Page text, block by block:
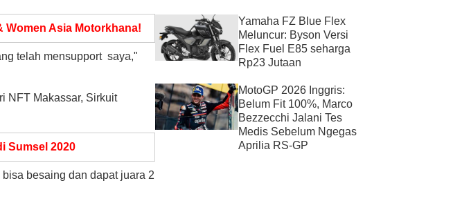
Women Asia Motorkhana!
telah mensupport saya,"
NFT Makassar, Sirkuit
Sumsel 2020
besaing dan dapat juara 2
Yamaha FZ Blue Flex
Meluncur: Byson Versi
Flex Fuel E85 seharga
Rp23 Jutaan
MotoGP 2026 Inggris:
Belum Fit 100%, Marco
Bezzecchi Jalani Tes
Medis Sebelum Ngegas
Aprilia RS-GP